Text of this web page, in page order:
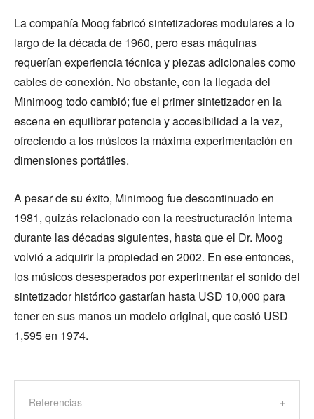
La compañía Moog fabricó sintetizadores modulares a lo
largo de la década de 1960, pero esas máquinas
requerían experiencia técnica y piezas adicionales como
cables de conexión. No obstante, con la llegada del
Minimoog todo cambió; fue el primer sintetizador en la
escena en equilibrar potencia y accesibilidad a la vez,
ofreciendo a los músicos la máxima experimentación en
dimensiones portátiles.
A pesar de su éxito, Minimoog fue descontinuado en
1981, quizás relacionado con la reestructuración interna
durante las décadas siguientes, hasta que el Dr. Moog
volvió a adquirir la propiedad en 2002. En ese entonces,
los músicos desesperados por experimentar el sonido del
sintetizador histórico gastarían hasta USD 10,000 para
tener en sus manos un modelo original, que costó USD
1,595 en 1974.
Referencias